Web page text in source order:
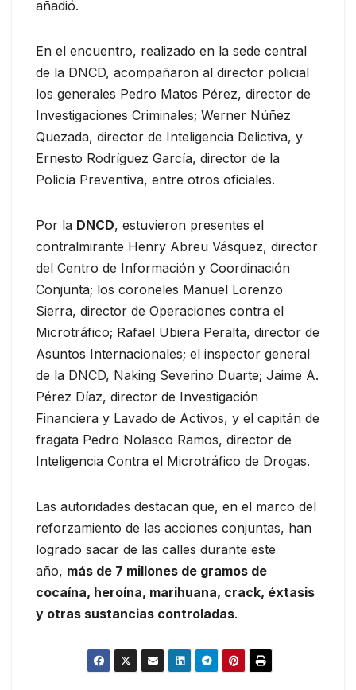
añadió.
En el encuentro, realizado en la sede central
de la DNCD, acompañaron al director policial
los generales Pedro Matos Pérez, director de
Investigaciones Criminales; Werner Núñez
Quezada, director de Inteligencia Delictiva, y
Ernesto Rodríguez García, director de la
Policía Preventiva, entre otros oficiales.
Por la DNCD, estuvieron presentes el
contralmirante Henry Abreu Vásquez, director
del Centro de Información y Coordinación
Conjunta; los coroneles Manuel Lorenzo
Sierra, director de Operaciones contra el
Microtráfico; Rafael Ubiera Peralta, director de
Asuntos Internacionales; el inspector general
de la DNCD, Naking Severino Duarte; Jaime A.
Pérez Díaz, director de Investigación
Financiera y Lavado de Activos, y el capitán de
fragata Pedro Nolasco Ramos, director de
Inteligencia Contra el Microtráfico de Drogas.
Las autoridades destacan que, en el marco del
reforzamiento de las acciones conjuntas, han
logrado sacar de las calles durante este
año, más de 7 millones de gramos de
cocaína, heroína, marihuana, crack, éxtasis
y otras sustancias controladas.